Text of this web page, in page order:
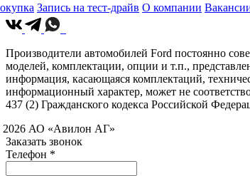
Запись на тест-драйв О компании
Производители автомобилей Ford постоянно
моделей, комплектации, опции и т.п.,
информация, касающаяся комплектаций,
информационный характер, может не
437 (2) Гражданского кодекса Российской
АО «Авилон АГ»
Заказать звонок
Телефон *